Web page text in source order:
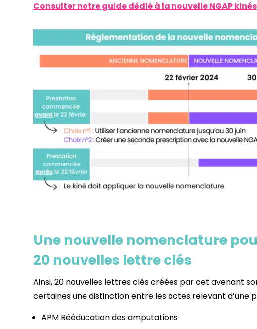
Consulter notre guide dédié à la nouvelle NGAP kinés
Une nouvelle nomenclature
20 nouvelles lettre clés
Ainsi, 20 nouvelles lettres clés créées par cet avenant
certaines une distinction entre les actes relevant d’une
APM Rééducation des amputations